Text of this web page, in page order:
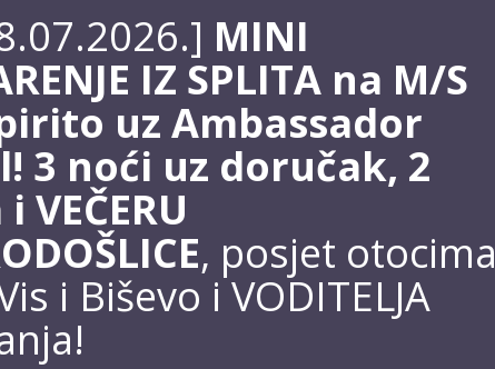
MINI
IZ SPLITA na M/S
uz Ambassador
3 noći uz doručak, 2
VEČERU
, posjet otocima
i Biševo i VODITELJA